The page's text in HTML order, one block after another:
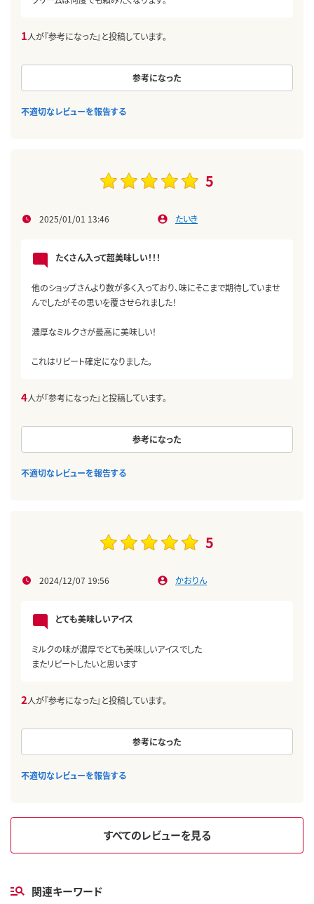
1人が『参考になった』と投稿しています。
参考になった
不適切なレビューを報告する
5
2025/01/01 13:46 たいき
たくさん入って超美味しい！！！
他のショップさんより数が多く入っており、味にそこまで期待していませ
んでしたがその思いを覆させられました！
濃厚なミルクさが最高に美味しい！
これはリピート確定になりました。
4人が『参考になった』と投稿しています。
参考になった
不適切なレビューを報告する
5
2024/12/07 19:56 かおりん
とても美味しいアイス
ミルクの味が濃厚でとても美味しいアイスでした
またリピートしたいと思います
2人が『参考になった』と投稿しています。
参考になった
不適切なレビューを報告する
すべてのレビューを見る
関連キーワード